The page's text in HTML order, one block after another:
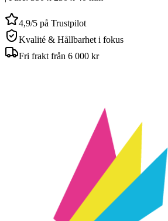
4,9/5 på Trustpilot
Kvalité & Hållbarhet i fokus
Fri frakt från 6 000 kr